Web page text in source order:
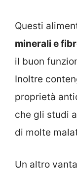
Questi
minerali e
il buon
Inoltre
proprietà
che gli studi
di molte
Un altro